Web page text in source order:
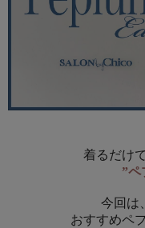
着るだけ
”ペ
今回は
おすすめペ